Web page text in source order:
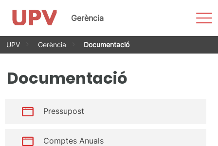
Vés
Gerència
UPV Gerència Documentació
Documentació
Pressupost
Comptes Anuals